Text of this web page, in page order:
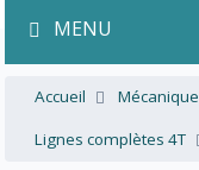
MENU
Accueil Mécanique
Lignes complètes 4T